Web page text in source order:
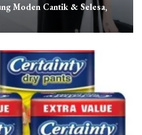
Moden Cantik & Selesa,